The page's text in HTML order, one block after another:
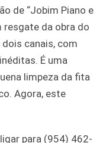
de “Jobim Piano e
resgate da obra do
canais, com
É uma
limpeza da fita
Agora, este
para (954) 462-